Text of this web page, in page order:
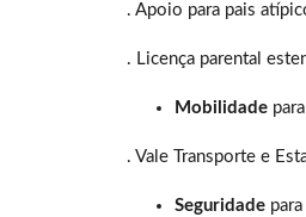
. Apoio para pais
. Licença parental
Mobilidade
. Vale Transporte e
Seguridade